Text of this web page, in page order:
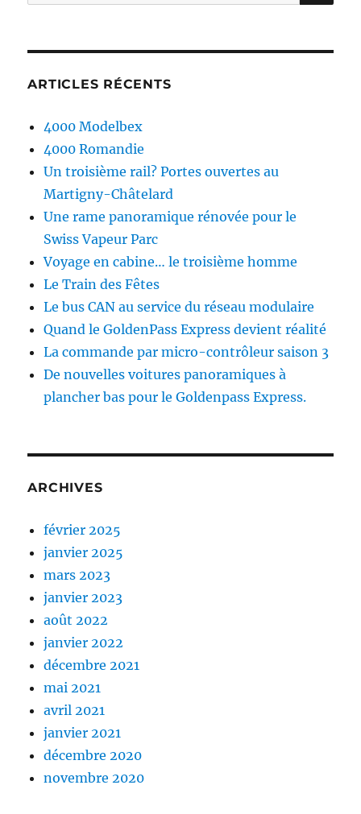
pour :
ARTICLES RÉCENTS
4000 Modelbex
4000 Romandie
Un troisième rail? Portes ouvertes au
Martigny-Châtelard
Une rame panoramique rénovée pour le
Swiss Vapeur Parc
Voyage en cabine… le troisième homme
Le Train des Fêtes
Le bus CAN au service du réseau modulaire
Quand le GoldenPass Express devient réalité
La commande par micro-contrôleur saison 3
De nouvelles voitures panoramiques à
plancher bas pour le Goldenpass Express.
ARCHIVES
février 2025
janvier 2025
mars 2023
janvier 2023
août 2022
janvier 2022
décembre 2021
mai 2021
avril 2021
janvier 2021
décembre 2020
novembre 2020